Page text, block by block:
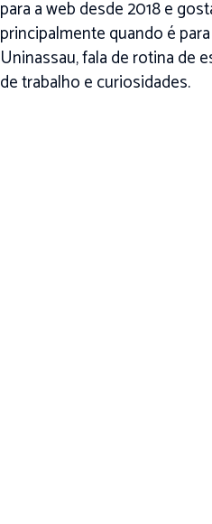
para a web desde 2018 e
principalmente quando é
Uninassau, fala de rotina de
de trabalho e curiosidades.